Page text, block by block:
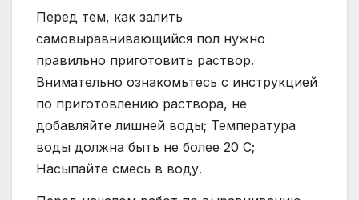
Перед тем, как залить
самовыравнивающийся пол нужно
правильно приготовить раствор.
Внимательно ознакомьтесь с инструкцией
по приготовлению раствора, не
добавляйте лишней воды; Температура
воды должна быть не более 20 С;
Насыпайте смесь в воду.